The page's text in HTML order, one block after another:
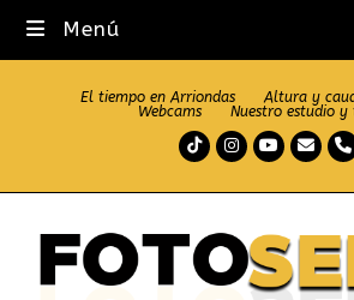
Menú
El tiempo en Arriondas
Altura y
Webcams
Nuestro estudio y
TiktokInstagram
Youtube